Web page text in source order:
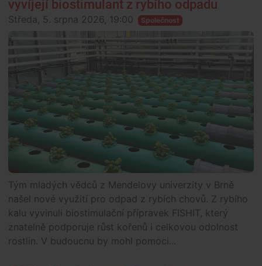
vyvíjejí biostimulant z rybího odpadu
Středa, 5. srpna 2026, 19:00 Společnost
Tým mladých vědců z Mendelovy univerzity v Brně
našel nové využití pro odpad z rybích chovů. Z rybího
kalu vyvinuli biostimulační přípravek FISHIT, který
znatelně podporuje růst kořenů i celkovou odolnost
rostlin. V budoucnu by mohl pomoci...